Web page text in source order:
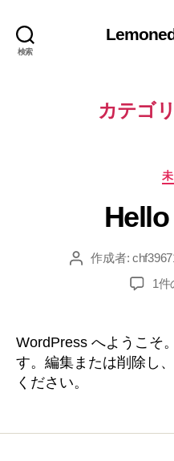
検索
カテゴ
投
作成者:
の
1件
WordPress へようこそ
す。編集または削除し
ください。